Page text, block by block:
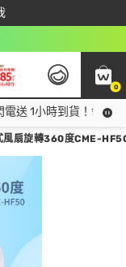
0
電送 1小時到貨！領神
風扇旋轉360度CME-